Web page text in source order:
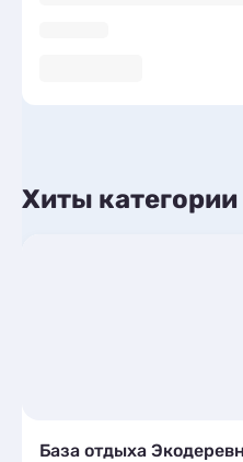
Хиты категории